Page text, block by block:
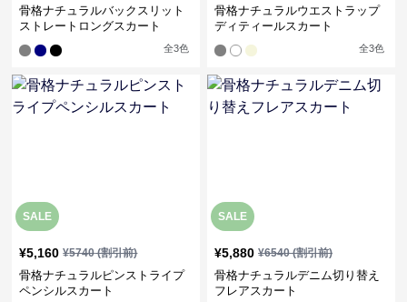
骨格ナチュラルバックスリット
ストレートロングスカート
全3色
骨格ナチュラルウエストラップ
ディティールスカート
全3色
SALE
¥5,160 ¥5740(割引前)
骨格ナチュラルピンストライプ
ペンシルスカート
SALE
¥5,880 ¥6540(割引前)
骨格ナチュラルデニム切り替え
フレアスカート